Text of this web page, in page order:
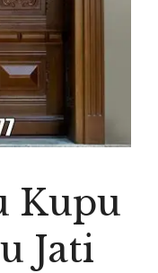
Kupu
Jati